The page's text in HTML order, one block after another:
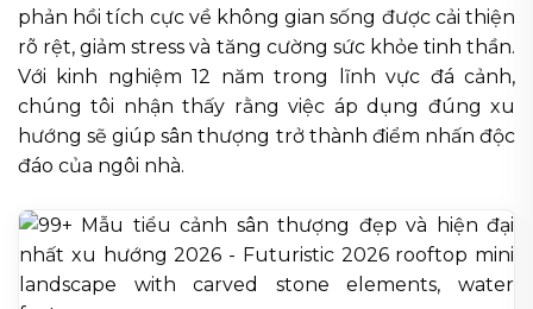
phản hồi tích cực về không gian sống được cải thiện
rõ rệt, giảm stress và tăng cường sức khỏe tinh thần.
Với kinh nghiệm 12 năm trong lĩnh vực đá cảnh,
chúng tôi nhận thấy rằng việc áp dụng đúng xu
hướng sẽ giúp sân thượng trở thành điểm nhấn độc
đáo của ngôi nhà.